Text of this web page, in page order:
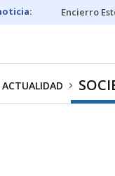
Encierro
ACTUALIDAD